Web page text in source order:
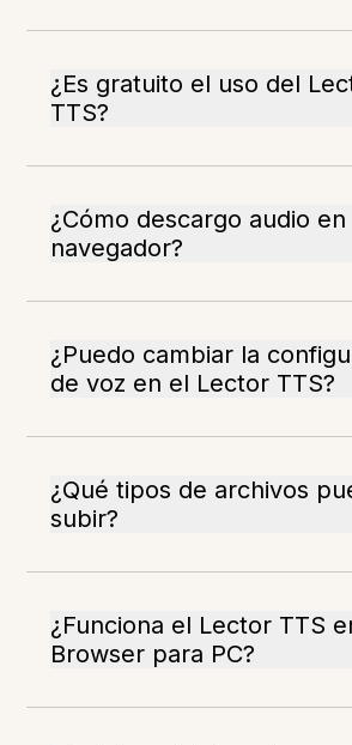
¿Es gratuito el uso del
TTS?
¿Cómo descargo audio en
navegador?
¿Puedo cambiar la
de voz en el Lector TTS?
¿Qué tipos de archivos
subir?
¿Funciona el Lector TTS
Browser para PC?